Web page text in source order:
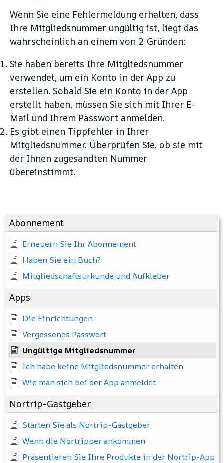
Abonnement
Erneuern Sie Ihr Abonnement
Haben Sie ein Buch?
Mitgliedschaftsurkunde und Aufkleber
Apps
Die Einrichtungen
Vergessenes Passwort
Ungültige Mitgliedsnummer
Ich habe keine Mitgliedsnummer erhalten
Wie man sich bei der App anmeldet
Nortrip-Gastgeber
Starten Sie als Nortrip-Gastgeber
Wenn die Nortripper ankommen
Präsentieren Sie Ihre Produkte in der Nortrip-App
Wenn Sie eine Fehlermeldung erhalten, dass
Ihre Mitgliedsnummer ungültig ist, liegt das
wahrscheinlich an einem von 2 Gründen:
Sie haben bereits Ihre Mitgliedsnummer
verwendet, um ein Konto in der App zu
erstellen. Sobald Sie ein Konto in der App
erstellt haben, müssen Sie sich mit Ihrer E-
Mail und Ihrem Passwort anmelden.
Es gibt einen Tippfehler in Ihrer
Mitgliedsnummer. Überprüfen Sie, ob sie mit
der Ihnen zugesandten Nummer
übereinstimmt.